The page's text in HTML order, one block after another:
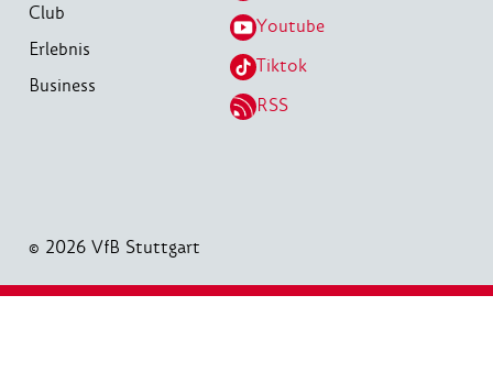
Club
Erlebnis
Business
Youtube
Tiktok
RSS
© 2026 VfB Stuttgart